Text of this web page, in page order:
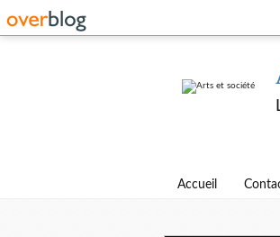
Accueil